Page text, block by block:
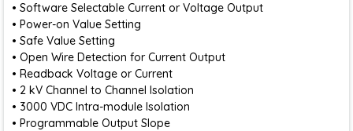
• Software Selectable Current or Voltage Output
• Power-on Value Setting
• Safe Value Setting
• Open Wire Detection for Current Output
• Readback Voltage or Current
• 2 kV Channel to Channel Isolation
• 3000 VDC Intra-module Isolation
• Programmable Output Slope